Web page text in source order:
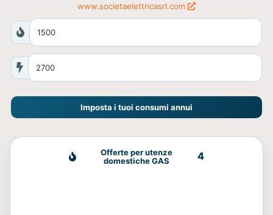
www.societaelettricasrl.com
Imposta i tuoi consumi annui
Offerte per utenze
domestiche GAS
4